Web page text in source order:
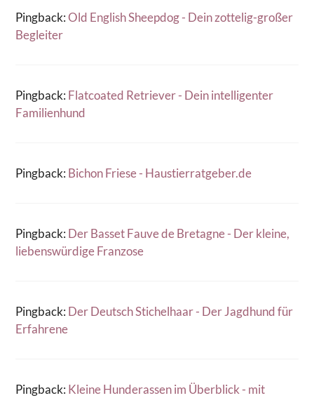
Pingback:Old English Sheepdog - Dein zottelig-großer
Begleiter
Pingback: Flatcoated Retriever - Dein intelligenter
Familienhund
Pingback: Bichon Friese - Haustierratgeber.de
Pingback: Der Basset Fauve de Bretagne - Der kleine,
liebenswürdige Franzose
Pingback: Der Deutsch Stichelhaar - Der Jagdhund für
Erfahrene
Pingback: Kleine Hunderassen im Überblick - mit